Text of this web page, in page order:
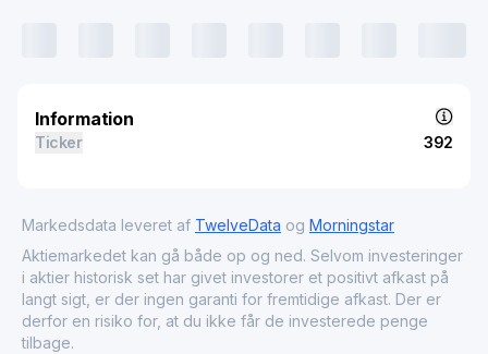
Information
Ticker 392
Markedsdata leveret af TwelveData og Morningstar
Aktiemarkedet kan gå både op og ned. Selvom investeringer
i aktier historisk set har givet investorer et positivt afkast på
langt sigt, er der ingen garanti for fremtidige afkast. Der er
derfor en risiko for, at du ikke får de investerede penge
tilbage.